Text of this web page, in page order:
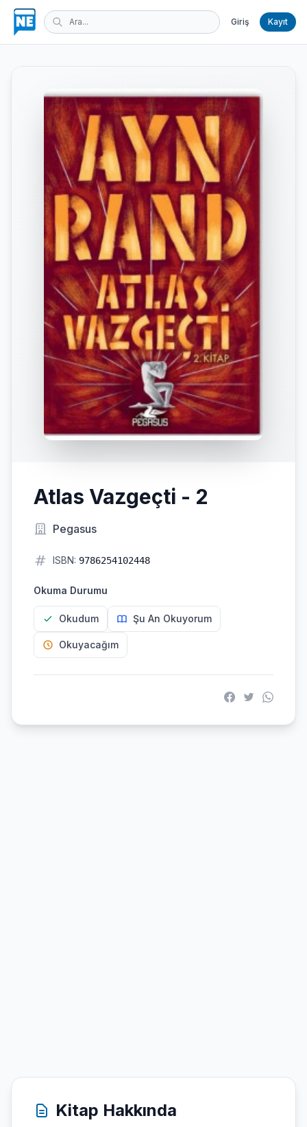
Giriş Kayıt
Atlas Vazgeçti - 2
Pegasus
ISBN: 9786254102448
Okuma Durumu
Okudum Şu An Okuyorum
Okuyacağım
Kitap Hakkında